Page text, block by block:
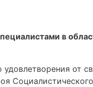
в
удовлетворения от